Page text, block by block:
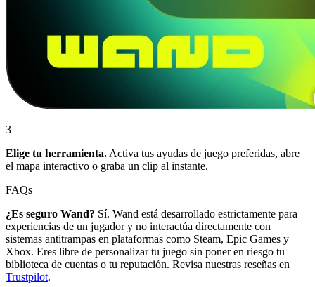
3
Elige tu herramienta. Activa tus ayudas de juego preferidas, abre
el mapa interactivo o graba un clip al instante.
FAQs
¿Es seguro Wand? Sí. Wand está desarrollado estrictamente para
experiencias de un jugador y no interactúa directamente con
sistemas antitrampas en plataformas como Steam, Epic Games y
Xbox. Eres libre de personalizar tu juego sin poner en riesgo tu
biblioteca de cuentas o tu reputación. Revisa nuestras reseñas en
Trustpilot.